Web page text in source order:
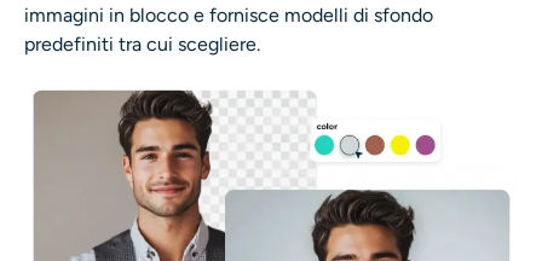
immagini in blocco e fornisce modelli di sfondo
predefiniti tra cui scegliere.